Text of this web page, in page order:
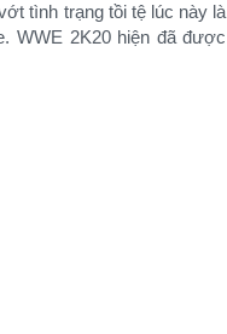
tình trạng tồi tệ lúc này là
WWE 2K20 hiện đã được